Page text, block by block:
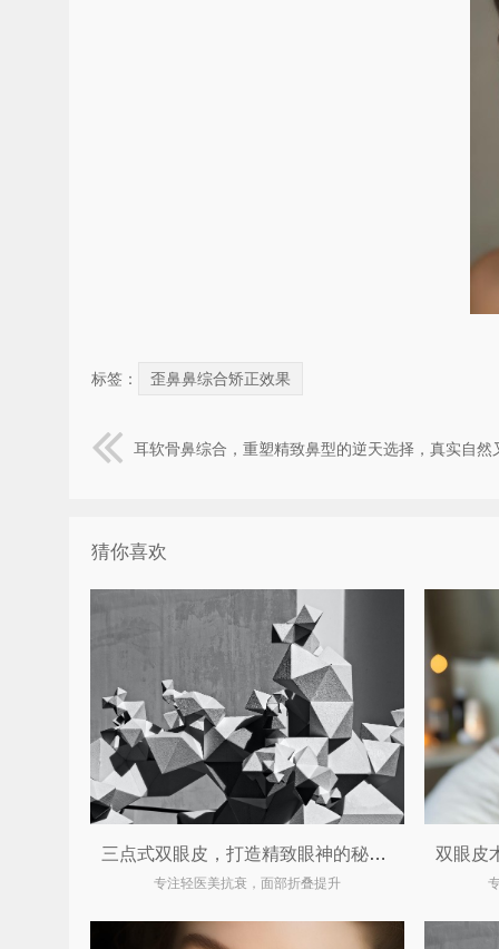
标签： 歪鼻鼻综合矫正效果
耳软骨鼻综合，重塑精致鼻型的逆天选择，真实自然
猜你喜欢
三点式双眼皮，打造精致眼神的秘密武器
专注轻医美抗衰，面部折叠提升